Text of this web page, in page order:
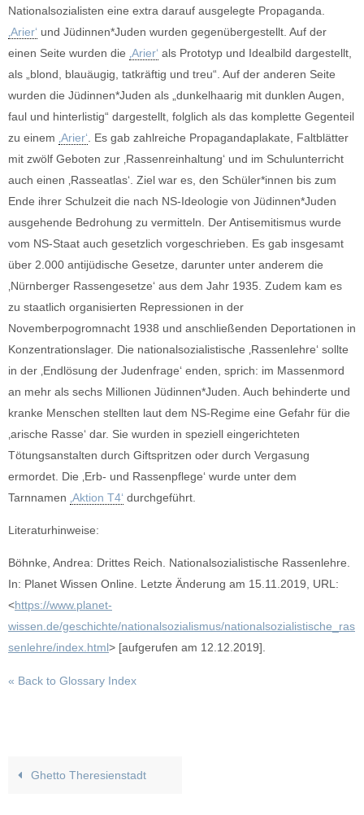
Nationalsozialisten eine extra darauf ausgelegte Propaganda.
‚Arier‘ und Jüdinnen*Juden wurden gegenübergestellt. Auf der
einen Seite wurden die ‚Arier‘ als Prototyp und Idealbild dargestellt,
als „blond, blauäugig, tatkräftig und treu“. Auf der anderen Seite
wurden die Jüdinnen*Juden als „dunkelhaarig mit dunklen Augen,
faul und hinterlistig“ dargestellt, folglich als das komplette Gegenteil
zu einem ‚Arier‘ . Es gab zahlreiche Propagandaplakate, Faltblätter
mit zwölf Geboten zur ‚Rassenreinhaltung‘ und im Schulunterricht
auch einen ‚Rasseatlas‘. Ziel war es, den Schüler*innen bis zum
Ende ihrer Schulzeit die nach NS-Ideologie von Jüdinnen*Juden
ausgehende Bedrohung zu vermitteln. Der Antisemitismus wurde
vom NS-Staat auch gesetzlich vorgeschrieben. Es gab insgesamt
über 2.000 antijüdische Gesetze, darunter unter anderem die
‚Nürnberger Rassengesetze‘ aus dem Jahr 1935. Zudem kam es
zu staatlich organisierten Repressionen in der
Novemberpogromnacht 1938 und anschließenden Deportationen in
Konzentrationslager. Die nationalsozialistische ‚Rassenlehre‘ sollte
in der ‚Endlösung der Judenfrage‘ enden, sprich: im Massenmord
an mehr als sechs Millionen Jüdinnen*Juden. Auch behinderte und
kranke Menschen stellten laut dem NS-Regime eine Gefahr für die
‚arische Rasse‘ dar. Sie wurden in speziell eingerichteten
Tötungsanstalten durch Giftspritzen oder durch Vergasung
ermordet. Die ‚Erb- und Rassenpflege‘ wurde unter dem
Tarnnamen ‚Aktion T4‘ durchgeführt.
Literaturhinweise:
Böhnke, Andrea: Drittes Reich. Nationalsozialistische Rassenlehre.
In: Planet Wissen Online. Letzte Änderung am 15.11.2019, URL:
<https://www.planet-
wissen.de/geschichte/nationalsozialismus/nationalsozialistische_ras
senlehre/index.html> [aufgerufen am 12.12.2019].
« Back to Glossary Index
Ghetto Theresienstadt